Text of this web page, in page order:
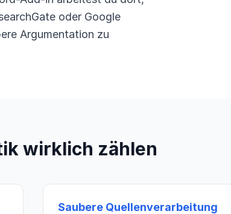
oder Google
Argumentation zu
wirklich zählen
Saubere Quellenverarbeitung